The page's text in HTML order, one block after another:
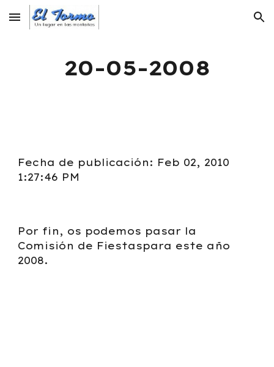
Skip to main content Skip to navigation
20-05-2008
Fecha de publicación: Feb 02, 2010
1:27:46 PM
Por fin, os podemos pasar la
Comisión de Fiestaspara este año
2008.